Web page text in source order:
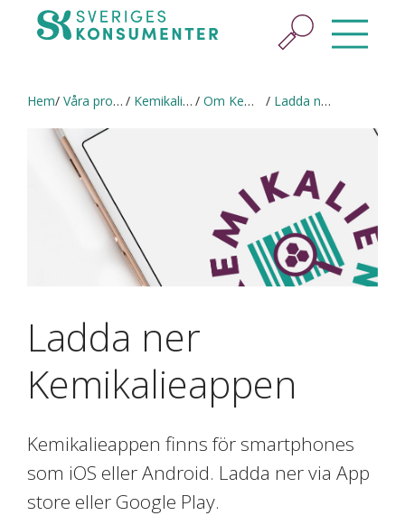
Hem Våra projekt Kemikalieappen Om Kemikalieappen Ladda ner Kemikalieappen
Ladda ner
Kemikalieappen
Kemikalieappen finns för smartphones
som iOS eller Android. Ladda ner via App
store eller Google Play.